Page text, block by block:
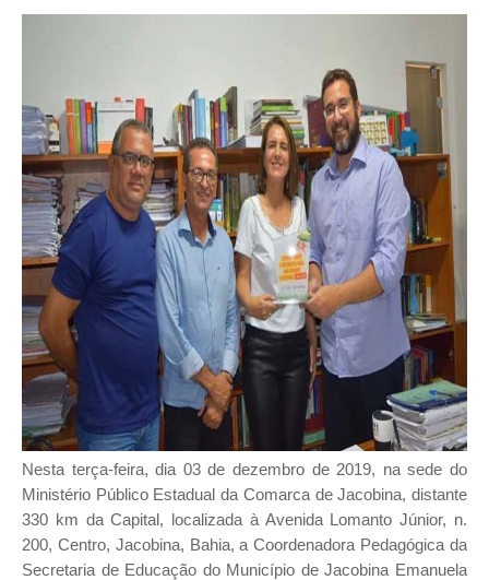
Nesta terça-feira, dia 03 de dezembro de 2019, na sede do
Ministério Público Estadual da Comarca de Jacobina, distante
330 km da Capital, localizada à Avenida Lomanto Júnior, n.
200, Centro, Jacobina, Bahia, a Coordenadora Pedagógica da
Secretaria de Educação do Município de Jacobina Emanuela